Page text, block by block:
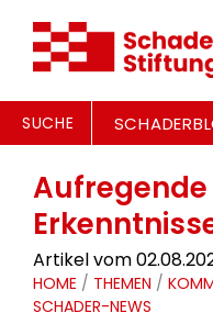
SUCHE
Aufregende
Artikel vom
HOME / THEMEN /
SCHADER-NEWS